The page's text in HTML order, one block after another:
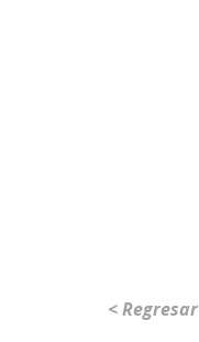
< Regresar